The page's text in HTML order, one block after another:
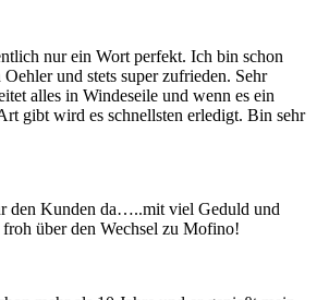
nur ein Wort perfekt. Ich bin schon
und stets super zufrieden. Sehr
alles in Windeseile und wenn es ein
gibt wird es schnellsten erledigt. Bin sehr
den Kunden da…..mit viel Geduld und
über den Wechsel zu Mofino!